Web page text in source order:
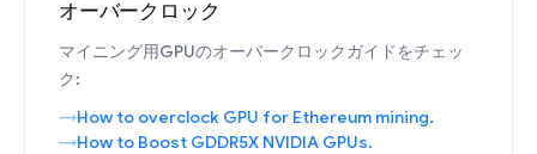
オーバークロック
マイニング用GPUのオーバークロックガイドをチェッ
ク:
How to overclock GPU for Ethereum mining.
How to Boost GDDR5X NVIDIA GPUs.